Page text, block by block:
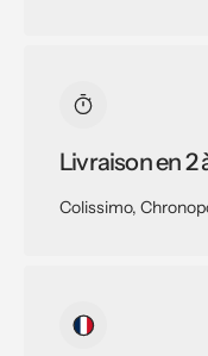
Livraison en 2
Colissimo,